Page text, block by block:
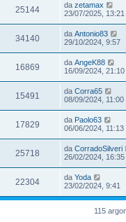
25144 da zetamax
23/07/2025, 13:21
34140 da Antonio83
29/10/2024, 9:57
16869 da AngeK88
16/09/2024, 21:10
15491 da Corra65
08/09/2024, 11:00
17829 da Paolo63
06/06/2024, 11:13
25718 da CorradoSilveri
26/02/2024, 16:35
22304 da Yoda
23/02/2024, 9:41
115